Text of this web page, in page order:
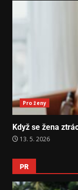
Pro ženy
Když se žena
13. 5. 2026
PR